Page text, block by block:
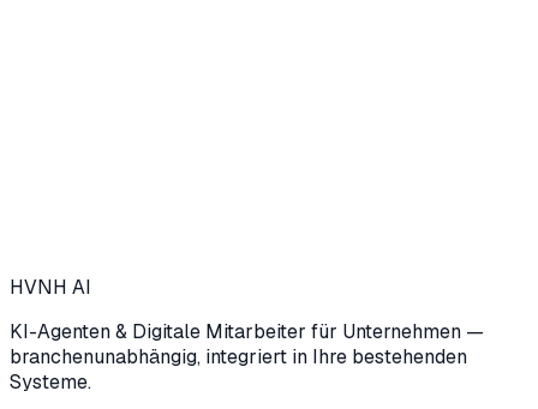
HVNH AI
KI-Agenten & Digitale Mitarbeiter für Unternehmen —
branchenunabhängig, integriert in Ihre bestehenden
Systeme.